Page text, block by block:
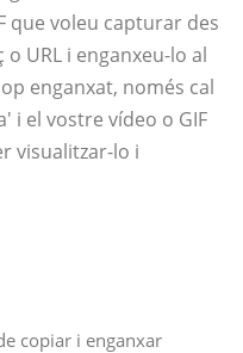
que voleu capturar des
URL i enganxeu-lo al
enganxat, només cal
i el vostre vídeo o GIF
visualitzar-lo i
copiar i enganxar